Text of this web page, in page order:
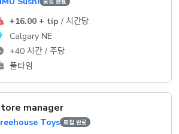
+16.00 + tip / 시간당
Calgary NE
+40 시간 / 주당
풀타임
manager
Toys 모집 완료